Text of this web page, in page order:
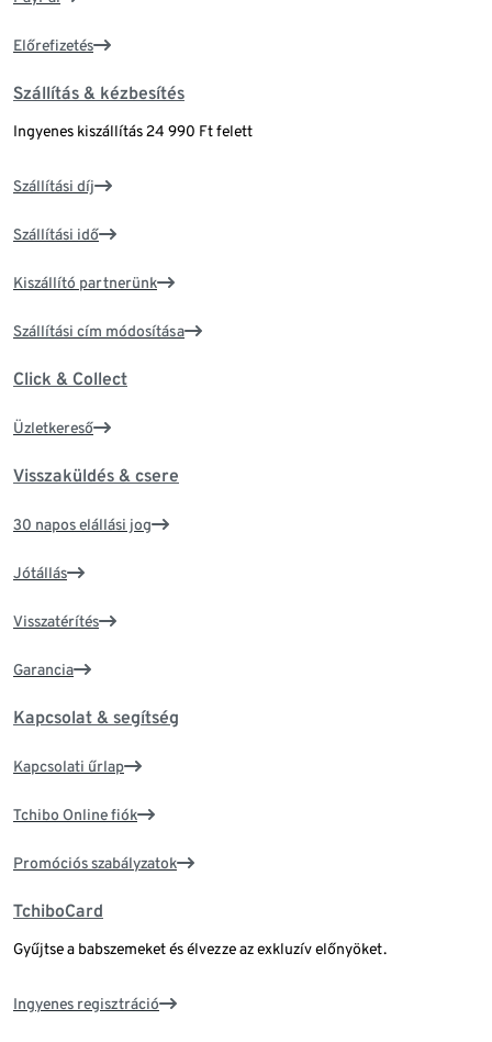
Előrefizetés
Szállítás & kézbesítés
Ingyenes kiszállítás 24 990 Ft felett
Szállítási díj
Szállítási idő
Kiszállító partnerünk
Szállítási cím módosítása
Click & Collect
Üzletkereső
Visszaküldés & csere
30 napos elállási jog
Jótállás
Visszatérítés
Garancia
Kapcsolat & segítség
Kapcsolati űrlap
Tchibo Online fiók
Promóciós szabályzatok
TchiboCard
Gyűjtse a babszemeket és élvezze az exkluzív előnyöket.
Ingyenes regisztráció